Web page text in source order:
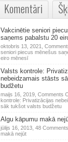
Komentāri
Vakcinētie seniori
saņems pabalstu 20
oktobris 13, 2021,
seniori piecus mēnešus
eiro mēnesī
Valsts kontrole:
nebeidzamais stāsts
budžetu
maijs 16, 2019, Comments
kontrole: Privatizācijas
sāk tukšot valsts budžetu
Algu kāpumu makā
jūlijs 16, 2013, 48 Comments
makā nejūt